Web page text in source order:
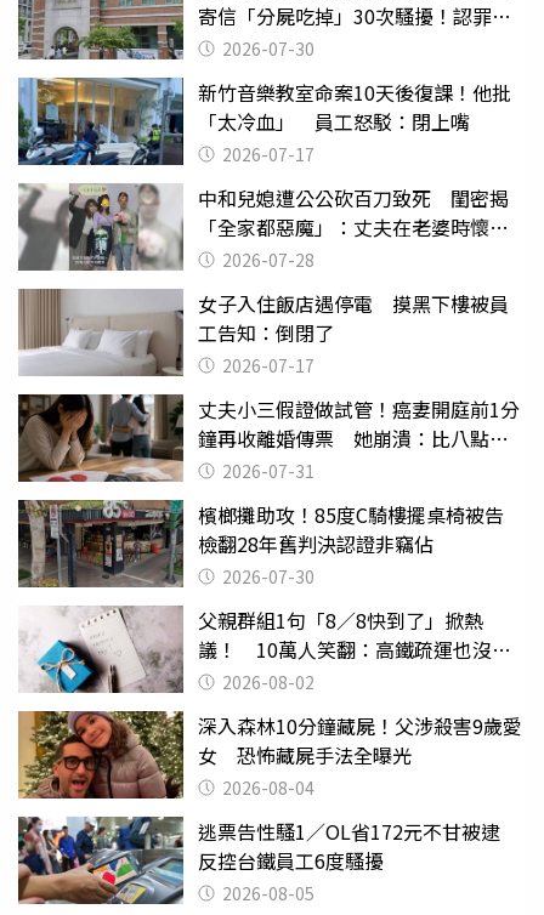
寄信「分屍吃掉」30次騷擾！認罪免
關 2026-07-30
新竹音樂教室命案10天後復課！他批
「太冷血」 員工怒駁：閉上嘴
2026-07-17
中和兒媳遭公公砍百刀致死 閨密揭
「全家都惡魔」：丈夫在老婆時懷孕
摔東西
2026-07-28
女子入住飯店遇停電 摸黑下樓被員
工告知：倒閉了
2026-07-17
丈夫小三假證做試管！癌妻開庭前1分
鐘再收離婚傳票 她崩潰：比八點檔
還扯2026-07-31
檳榔攤助攻！85度C騎樓擺桌椅被告
檢翻28年舊判決認證非竊佔
2026-07-30
父親群組1句「8／8快到了」掀熱
議！ 10萬人笑翻：高鐵疏運也沒列
父親節
2026-08-02
深入森林10分鐘藏屍！父涉殺害9歲愛
女 恐怖藏屍手法全曝光
2026-08-04
逃票告性騷1／OL省172元不甘被逮
反控台鐵員工6度騷擾
2026-08-05